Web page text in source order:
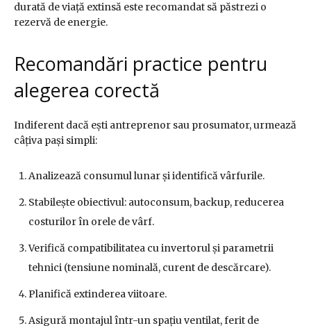
durată de viață extinsă este recomandat să păstrezi o
rezervă de energie.
Recomandări practice pentru
alegerea corectă
Indiferent dacă ești antreprenor sau prosumator, urmează
câțiva pași simpli:
Analizează consumul lunar și identifică vârfurile.
Stabilește obiectivul: autoconsum, backup, reducerea
costurilor în orele de vârf.
Verifică compatibilitatea cu invertorul și parametrii
tehnici (tensiune nominală, curent de descărcare).
Planifică extinderea viitoare.
Asigură montajul într-un spațiu ventilat, ferit de